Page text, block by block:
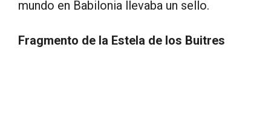
mundo en Babilonia llevaba un sello.
Fragmento de la Estela de los Buitres